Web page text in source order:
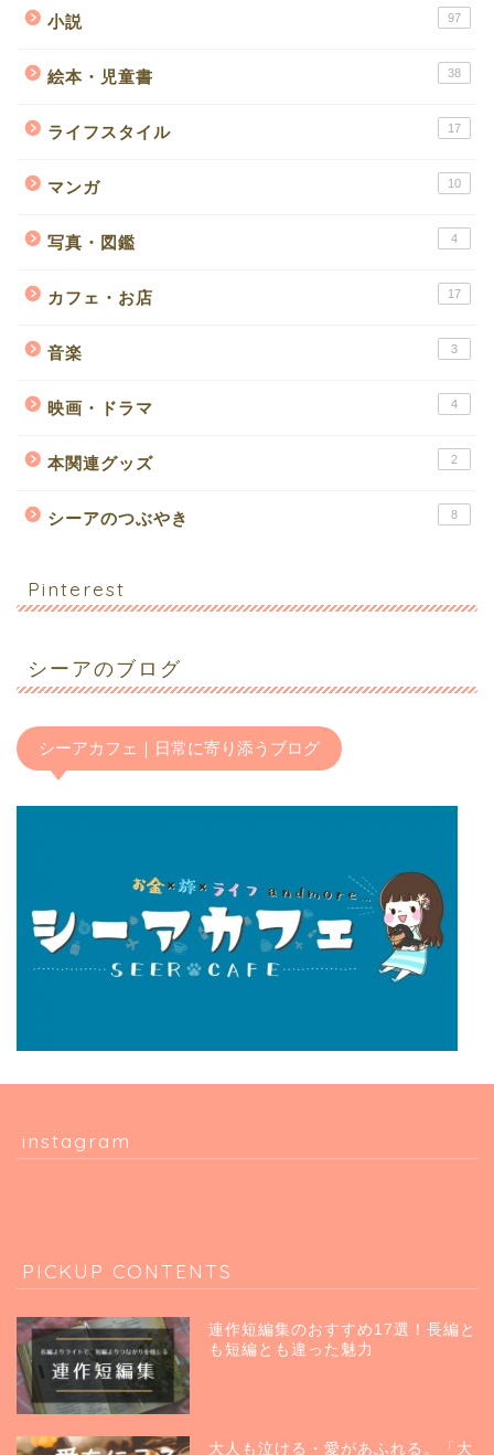
小説 97
絵本・児童書 38
ライフスタイル 17
マンガ 10
写真・図鑑 4
カフェ・お店 17
音楽 3
映画・ドラマ 4
本関連グッズ 2
シーアのつぶやき 8
Pinterest
シーアのブログ
シーアカフェ｜日常に寄り添うブログ
instagram
PICKUP CONTENTS
連作短編集のおすすめ17選！長編と
も短編とも違った魅力
大人も泣ける・愛があふれる。「大